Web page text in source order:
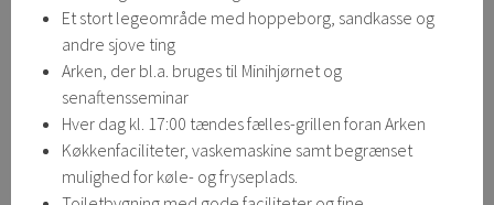
Et stort legeområde med hoppeborg, sandkasse og
andre sjove ting
Arken, der bl.a. bruges til Minihjørnet og
senaftensseminar
Hver dag kl. 17:00 tændes fælles-grillen foran Arken
Køkkenfaciliteter, vaskemaskine samt begrænset
mulighed for køle- og fryseplads.